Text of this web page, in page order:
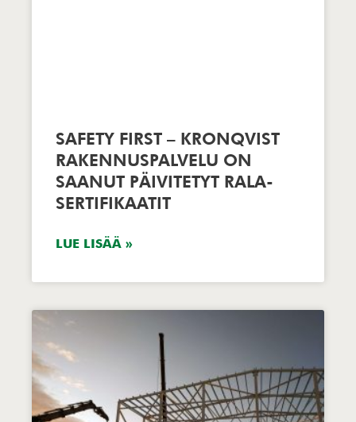
SAFETY FIRST – KRONQVIST
RAKENNUSPALVELU ON
SAANUT PÄIVITETYT RALA-
SERTIFIKAATIT
LUE LISÄÄ »